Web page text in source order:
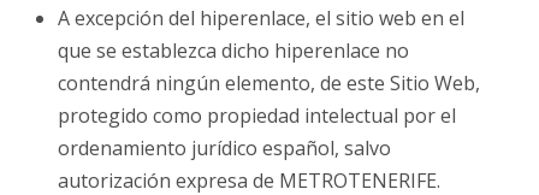
A excepción del hiperenlace, el sitio web en el
que se establezca dicho hiperenlace no
contendrá ningún elemento, de este Sitio Web,
protegido como propiedad intelectual por el
ordenamiento jurídico español, salvo
autorización expresa de METROTENERIFE.